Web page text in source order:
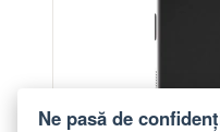
Ne pasă de